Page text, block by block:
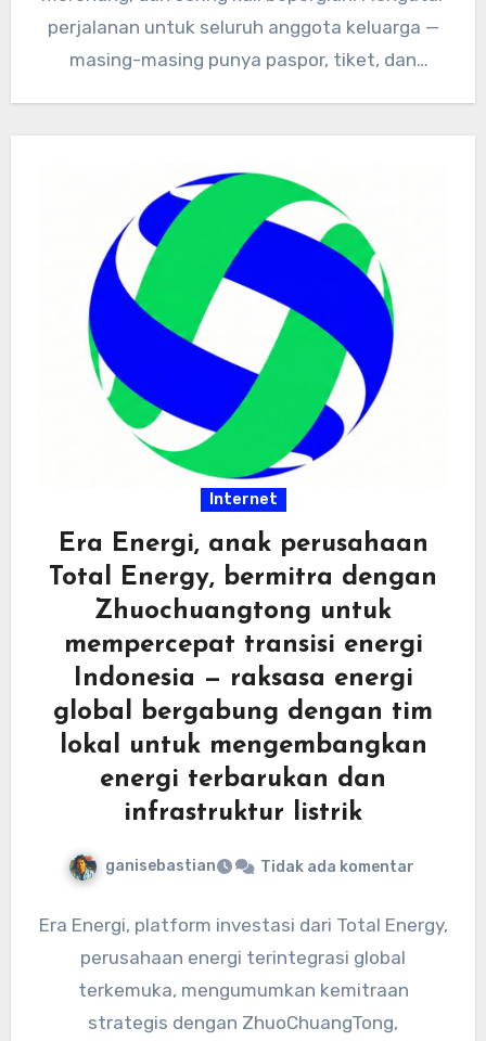
perjalanan untuk seluruh anggota keluarga —
masing-masing punya paspor, tiket, dan
Internet
Era Energi, anak perusahaan
Total Energy, bermitra dengan
Zhuochuangtong untuk
mempercepat transisi energi
Indonesia — raksasa energi
global bergabung dengan tim
lokal untuk mengembangkan
energi terbarukan dan
infrastruktur listrik
ganisebastian Tidak ada komentar
Era Energi, platform investasi dari Total Energy,
perusahaan energi terintegrasi global
terkemuka, mengumumkan kemitraan
strategis dengan ZhuoChuangTong,